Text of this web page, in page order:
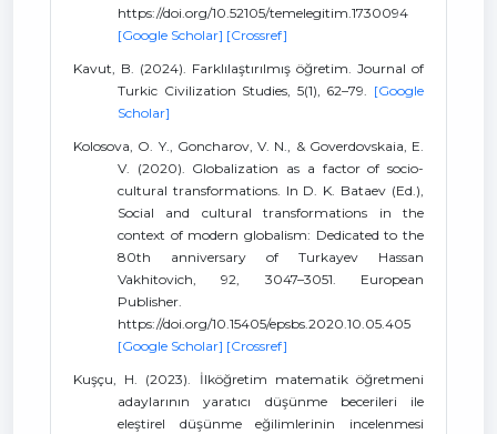
https://doi.org/10.52105/temelegitim.1730094
[Google Scholar] [Crossref]
Kavut, B. (2024). Farklılaştırılmış öğretim. Journal of
Turkic Civilization Studies, 5(1), 62–79. [Google
Scholar]
Kolosova, O. Y., Goncharov, V. N., & Goverdovskaia, E.
V. (2020). Globalization as a factor of socio-
cultural transformations. In D. K. Bataev (Ed.),
Social and cultural transformations in the
context of modern globalism: Dedicated to the
80th anniversary of Turkayev Hassan
Vakhitovich, 92, 3047–3051. European
Publisher.
https://doi.org/10.15405/epsbs.2020.10.05.405
[Google Scholar] [Crossref]
Kuşçu, H. (2023). İlköğretim matematik öğretmeni
adaylarının yaratıcı düşünme becerileri ile
eleştirel düşünme eğilimlerinin incelenmesi